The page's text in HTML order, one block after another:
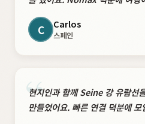
C Carlos
스페인
“
현지인과 함께 Seine 강 유람선
만들었어요. 빠른 연결 덕분에